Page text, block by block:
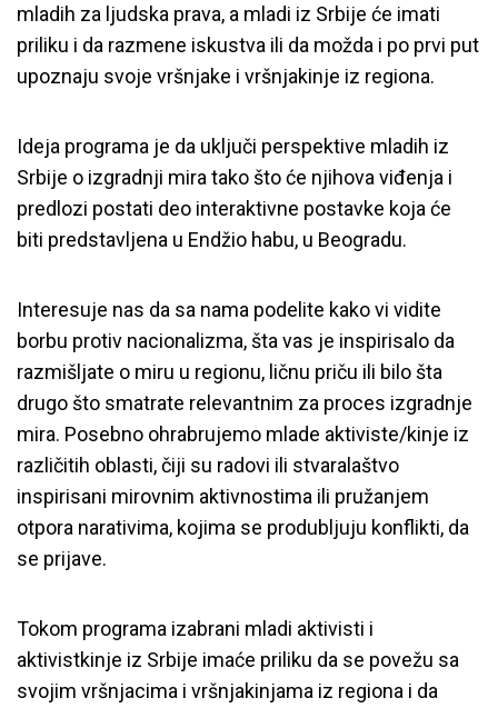
mladih za ljudska prava, a mladi iz Srbije će imati
priliku i da razmene iskustva ili da možda i po prvi put
upoznaju svoje vršnjake i vršnjakinje iz regiona.
Ideja programa je da uključi perspektive mladih iz
Srbije o izgradnji mira tako što će njihova viđenja i
predlozi postati deo interaktivne postavke koja će
biti predstavljena u Endžio habu, u Beogradu.
Interesuje nas da sa nama podelite kako vi vidite
borbu protiv nacionalizma, šta vas je inspirisalo da
razmišljate o miru u regionu, ličnu priču ili bilo šta
drugo što smatrate relevantnim za proces izgradnje
mira. Posebno ohrabrujemo mlade aktiviste/kinje iz
različitih oblasti, čiji su radovi ili stvaralaštvo
inspirisani mirovnim aktivnostima ili pružanjem
otpora narativima, kojima se produbljuju konflikti, da
se prijave.
Tokom programa izabrani mladi aktivisti i
aktivistkinje iz Srbije imaće priliku da se povežu sa
svojim vršnjacima i vršnjakinjama iz regiona i da